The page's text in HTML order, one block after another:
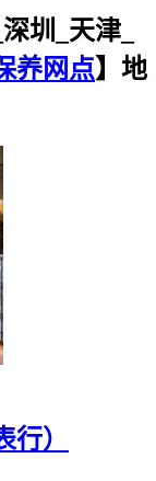
圳_天津_
养网点】地
）